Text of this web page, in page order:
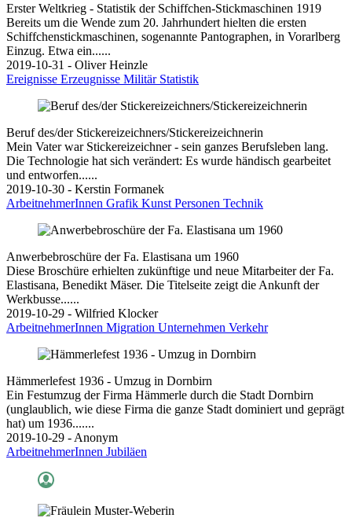
Erster Weltkrieg - Statistik der Schiffchen-Stickmaschinen 1919
Bereits um die Wende zum 20. Jahrhundert hielten die ersten
Schiffchenstickmaschinen, sogenannte Pantographen, in Vorarlberg
Einzug. Etwa ein......
2019-10-31 - Oliver Heinzle
Ereignisse Erzeugnisse Militär Statistik
Beruf des/der Stickereizeichners/Stickereizeichnerin
Mein Vater war Stickereizeichner - sein ganzes Berufsleben lang.
Die Technologie hat sich verändert: Es wurde händisch gearbeitet
und entworfen......
2019-10-30 - Kerstin Formanek
ArbeitnehmerInnen Grafik Kunst Personen Technik
Anwerbebroschüre der Fa. Elastisana um 1960
Diese Broschüre erhielten zukünftige und neue Mitarbeiter der Fa.
Elastisana, Benedikt Mäser. Die Titelseite zeigt die Ankunft der
Werkbusse......
2019-10-29 - Wilfried Klocker
ArbeitnehmerInnen Migration Unternehmen Verkehr
Hämmerlefest 1936 - Umzug in Dornbirn
Ein Festumzug der Firma Hämmerle durch die Stadt Dornbirn
(unglaublich, wie diese Firma die ganze Stadt dominiert und geprägt
hat) um 1936.......
2019-10-29 - Anonym
ArbeitnehmerInnen Jubiläen